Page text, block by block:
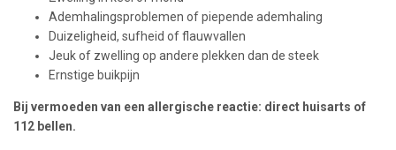
Ademhalingsproblemen of piepende ademhaling
Duizeligheid, sufheid of flauwvallen
Jeuk of zwelling op andere plekken dan de steek
Ernstige buikpijn
Bij vermoeden van een allergische reactie: direct huisarts of
112 bellen.